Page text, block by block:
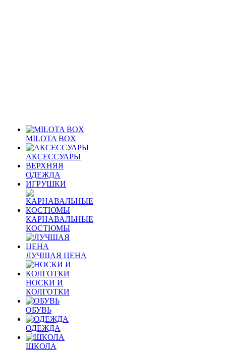
MILOTA BOX
АКСЕССУАРЫ
ВЕРХНЯЯ
ОДЕЖДА
ИГРУШКИ
КАРНАВАЛЬНЫЕ
КОСТЮМЫ
ЛУЧШАЯ ЦЕНА
НОСКИ И
КОЛГОТКИ
ОБУВЬ
ОДЕЖДА
ШКОЛА